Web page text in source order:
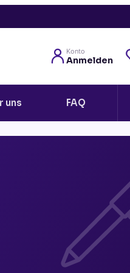
Konto
Anmelden
uns FAQ